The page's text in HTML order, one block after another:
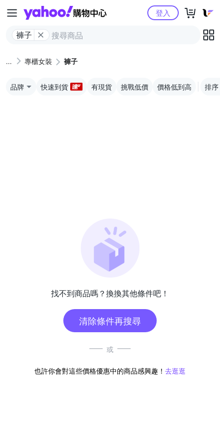
Yahoo購物中心
褲子
登入
專櫃女裝 褲子
品牌 快速到貨 有現貨 挑戰低價 價格低到高 排序
找不到商品嗎？換換其他條件吧！
清除條件再搜尋
或
也許你會對這些價格優惠中的商品感興趣！ 去逛逛